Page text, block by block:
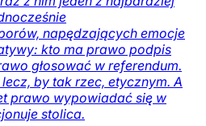
napędzających emocje
kto ma prawo podpis
głosować w referendum.
by tak rzec, etycznym. A
prawo wypowiadać się w
stolica.